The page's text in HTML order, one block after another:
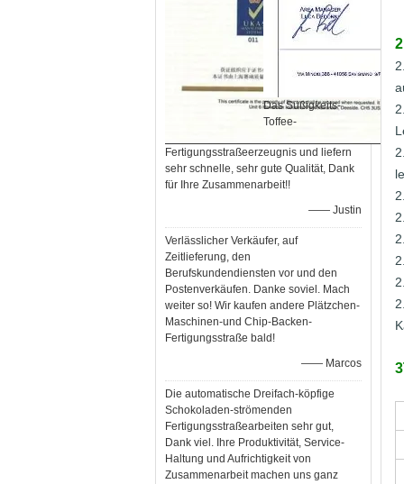
Das Süßigkeits-
Toffee-
Fertigungsstraßeerzeugnis und liefern
sehr schnelle, sehr gute Qualität, Dank
für Ihre Zusammenarbeit!!
—— Justin
Verlässlicher Verkäufer, auf
Zeitlieferung, den
Berufskundendiensten vor und den
Postenverkäufen. Danke soviel. Mach
weiter so! Wir kaufen andere Plätzchen-
Maschinen-und Chip-Backen-
Fertigungsstraße bald!
—— Marcos
Die automatische Dreifach-köpfige
Schokoladen-strömenden
Fertigungsstraßearbeiten sehr gut,
Dank viel. Ihre Produktivität, Service-
Haltung und Aufrichtigkeit von
Zusammenarbeit machen uns ganz